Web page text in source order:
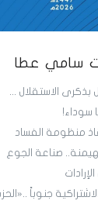
سامي عطا
بذكرى الاستقلال ...
سوداء!
منظومة الفساد
صناعة الجوع
الاشتراكية جنوباً